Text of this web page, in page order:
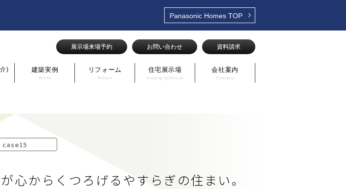
Panasonic Homes TOP
) 建築実例
Works
リフォーム
Reform
住宅展示場
Housing Exhibition
会社案内
Company
展示場来場予約 お問い合わせ 資料請求
case15
心からくつろげるやすらぎの住まい。